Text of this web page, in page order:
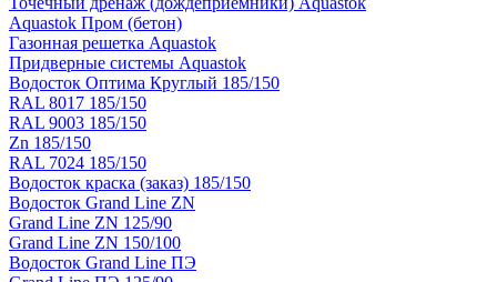
Aquastok Пром (бетон)
Газонная решетка Aquastok
Придверные системы Aquastok
Водосток Оптима Круглый 185/150
RAL 8017 185/150
RAL 9003 185/150
Zn 185/150
RAL 7024 185/150
Водосток краска (заказ) 185/150
Водосток Grand Line ZN
Grand Line ZN 125/90
Grand Line ZN 150/100
Водосток Grand Line ПЭ